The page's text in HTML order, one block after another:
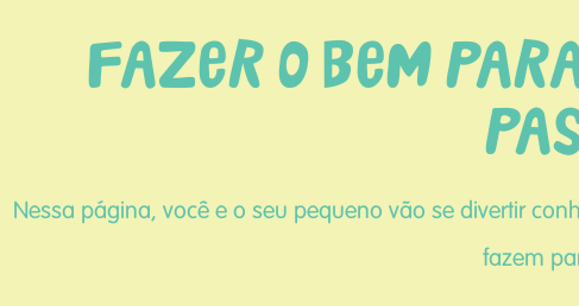
Fazer o bem
Nessa página, você e o seu pequeno vão se divertir
fazem